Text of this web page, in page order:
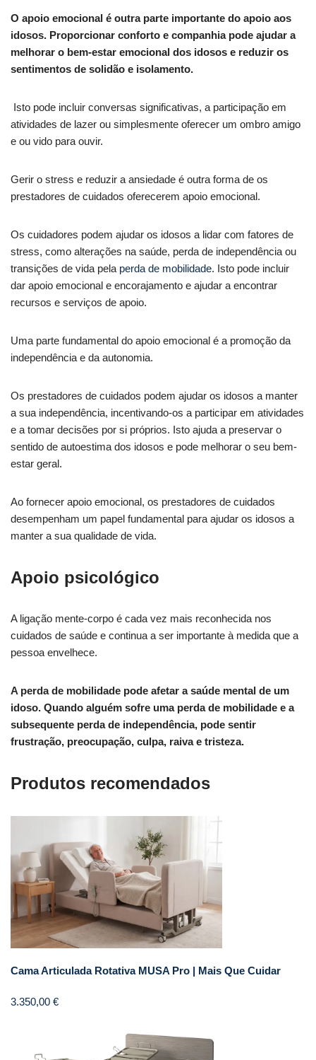
O apoio emocional é outra parte importante do apoio aos
idosos. Proporcionar conforto e companhia pode ajudar a
melhorar o bem-estar emocional dos idosos e reduzir os
sentimentos de solidão e isolamento.
Isto pode incluir conversas significativas, a participação em
atividades de lazer ou simplesmente oferecer um ombro amigo
e ou vido para ouvir.
Gerir o stress e reduzir a ansiedade é outra forma de os
prestadores de cuidados oferecerem apoio emocional.
Os cuidadores podem ajudar os idosos a lidar com fatores de
stress, como alterações na saúde, perda de independência ou
transições de vida pela perda de mobilidade. Isto pode incluir
dar apoio emocional e encorajamento e ajudar a encontrar
recursos e serviços de apoio.
Uma parte fundamental do apoio emocional é a promoção da
independência e da autonomia.
Os prestadores de cuidados podem ajudar os idosos a manter
a sua independência, incentivando-os a participar em atividades
e a tomar decisões por si próprios. Isto ajuda a preservar o
sentido de autoestima dos idosos e pode melhorar o seu bem-
estar geral.
Ao fornecer apoio emocional, os prestadores de cuidados
desempenham um papel fundamental para ajudar os idosos a
manter a sua qualidade de vida.
Apoio psicológico
A ligação mente-corpo é cada vez mais reconhecida nos
cuidados de saúde e continua a ser importante à medida que a
pessoa envelhece.
A perda de mobilidade pode afetar a saúde mental de um
idoso. Quando alguém sofre uma perda de mobilidade e a
subsequente perda de independência, pode sentir
frustração, preocupação, culpa, raiva e tristeza.
Produtos recomendados
Cama Articulada Rotativa MUSA Pro | Mais Que Cuidar
3.350,00 €